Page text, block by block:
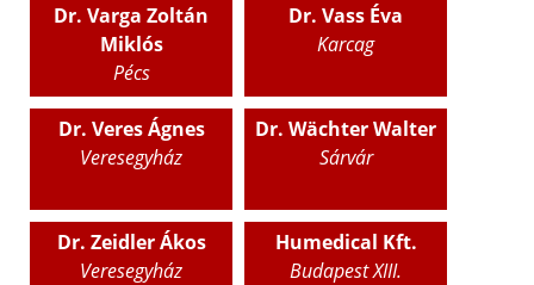
Dr. Varga Zoltán
Miklós
Pécs
Dr. Vass Éva
Karcag
Dr. Veres Ágnes
Veresegyház
Dr. Wächter Walter
Sárvár
Dr. Zeidler Ákos
Veresegyház
Humedical Kft.
Budapest XIII.